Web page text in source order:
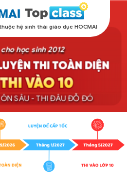
cho học sinh 2012
SÂU - THI ĐÂU ĐỖ ĐÓ
hệ sinh thái giáo dục HOCMAI